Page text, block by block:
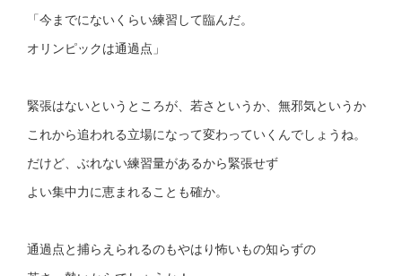
「今までにないくらい練習して臨んだ。
オリンピックは通過点」
緊張はないというところが、若さというか、無邪気というか
これから追われる立場になって変わっていくんでしょうね。
だけど、ぶれない練習量があるから緊張せず
よい集中力に恵まれることも確か。
通過点と捕らえられるのもやはり怖いもの知らずの